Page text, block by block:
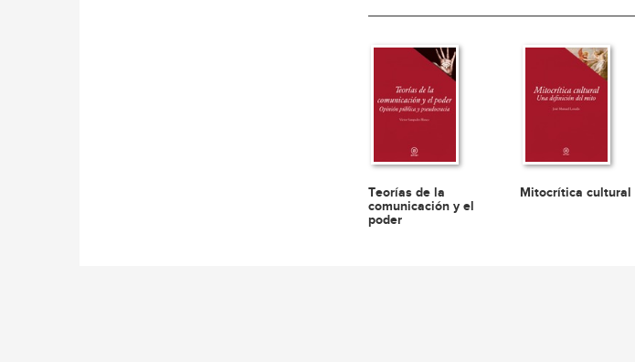
Teorías de la
comunicación y el
poder
Mitocrítica cultural